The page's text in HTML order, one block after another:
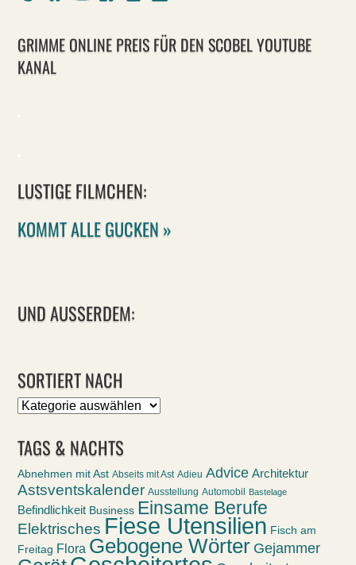
GRIMME ONLINE PREIS FÜR DEN SCOBEL YOUTUBE
KANAL
LUSTIGE FILMCHEN:
KOMMT ALLE GUCKEN »
UND AUSSERDEM:
SORTIERT NACH
Sortiert
TAGS & NACHTS
Abnehmen mit Ast Abseits mit Ast Adieu Advice Architektur
Astsventskalender Ausstellung Automobil Bastelage
Befindlichkeit Business Einsame Berufe
Elektrisches Fiese Utensilien Fisch am
Freitag Flora Gebogene Wörter Gejammer